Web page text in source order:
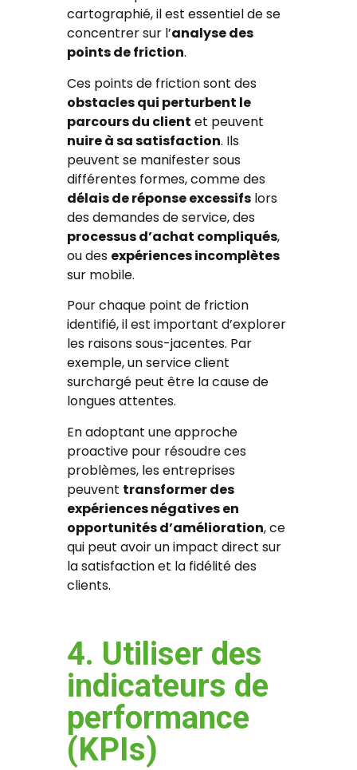
cartographié, il est essentiel de se
concentrer sur l’analyse des
points de friction.
Ces points de friction sont des
obstacles qui perturbent le
parcours du client et peuvent
nuire à sa satisfaction. Ils
peuvent se manifester sous
différentes formes, comme des
délais de réponse excessifs lors
des demandes de service, des
processus d’achat compliqués,
ou des expériences incomplètes
sur mobile.
Pour chaque point de friction
identifié, il est important d’explorer
les raisons sous-jacentes. Par
exemple, un service client
surchargé peut être la cause de
longues attentes.
En adoptant une approche
proactive pour résoudre ces
problèmes, les entreprises
peuvent transformer des
expériences négatives en
opportunités d’amélioration, ce
qui peut avoir un impact direct sur
la satisfaction et la fidélité des
clients.
4. Utiliser des
indicateurs de
performance
(KPIs)